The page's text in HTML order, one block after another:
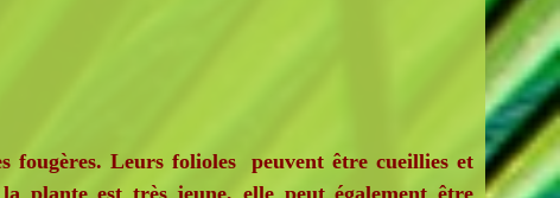
fougères. Leurs folioles peuvent être cueillies et
plante est très jeune, elle peut également être